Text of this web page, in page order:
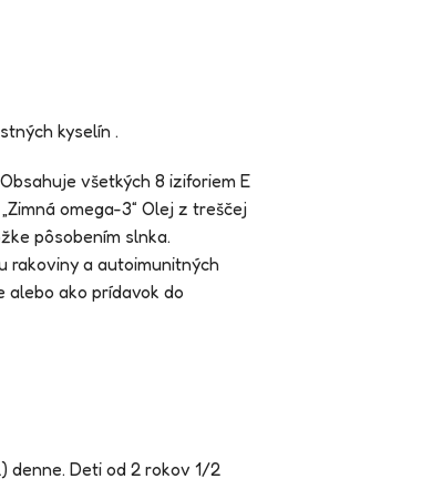
kyselín .
všetkých 8 iziforiem E
omega-3“ Olej z treščej
pôsobením slnka.
rakoviny a autoimunitných
alebo ako prídavok do
denne. Deti od 2 rokov 1/2